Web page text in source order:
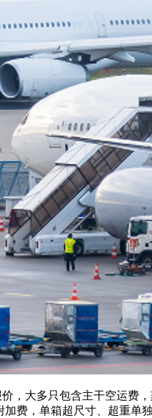
大多只包含主干空运费
费，单箱超尺寸、超重